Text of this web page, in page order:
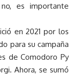
es importante
en 2021 por los
para su campaña
de Comodoro Py
Ahora, se sumó